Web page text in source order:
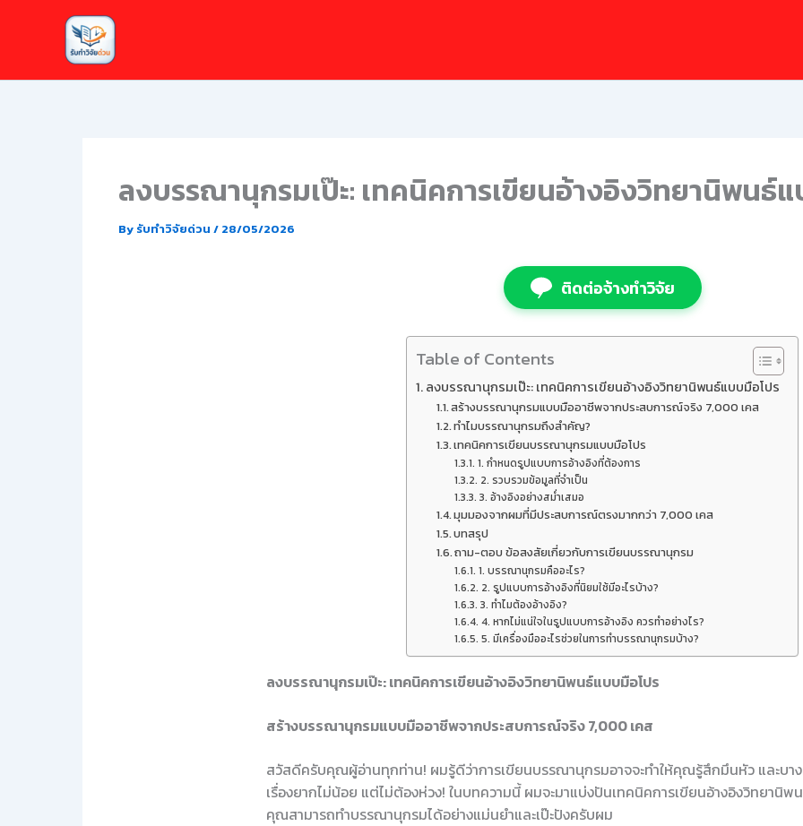
ลงบรรณานุกรมเป๊ะ: เทคนิคการเขียนอ้างอิงวิทยานิพนธ์
By รับทำวิจัยด่วน / 28/05/2026
ติดต่อจ้างทำวิจัย
Table of Contents
ลงบรรณานุกรมเป๊ะ: เทคนิคการเขียนอ้างอิงวิทยานิพนธ์แบบมือโปร
สร้างบรรณานุกรมแบบมืออาชีพจากประสบการณ์จริง 7,000 เคส
ทำไมบรรณานุกรมถึงสำคัญ?
เทคนิคการเขียนบรรณานุกรมแบบมือโปร
1. กำหนดรูปแบบการอ้างอิงที่ต้องการ
2. รวบรวมข้อมูลที่จำเป็น
3. อ้างอิงอย่างสม่ำเสมอ
มุมมองจากผมที่มีประสบการณ์ตรงมากกว่า 7,000 เคส
บทสรุป
ถาม-ตอบ ข้อสงสัยเกี่ยวกับการเขียนบรรณานุกรม
1. บรรณานุกรมคืออะไร?
2. รูปแบบการอ้างอิงที่นิยมใช้มีอะไรบ้าง?
3. ทำไมต้องอ้างอิง?
4. หากไม่แน่ใจในรูปแบบการอ้างอิง ควรทำอย่างไร?
5. มีเครื่องมืออะไรช่วยในการทำบรรณานุกรมบ้าง?
ลงบรรณานุกรมเป๊ะ: เทคนิคการเขียนอ้างอิงวิทยานิพนธ์แบบมือโปร
สร้างบรรณานุกรมแบบมืออาชีพจากประสบการณ์จริง 7,000 เคส
สวัสดีครับคุณผู้อ่านทุกท่าน! ผมรู้ดีว่าการเขียนบรรณานุกรมอาจจะทำให้คุณรู้สึกมึนหัว และบาง
เรื่องยากไม่น้อย แต่ไม่ต้องห่วง! ในบทความนี้ ผมจะมาแบ่งปันเทคนิคการเขียนอ้างอิงวิทยานิพ
คุณสามารถทำบรรณานุกรมได้อย่างแม่นยำและเป๊ะปังครับผม